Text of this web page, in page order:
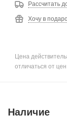
Рассчитать
Хочу в
Цена
отличаться от
Наличие